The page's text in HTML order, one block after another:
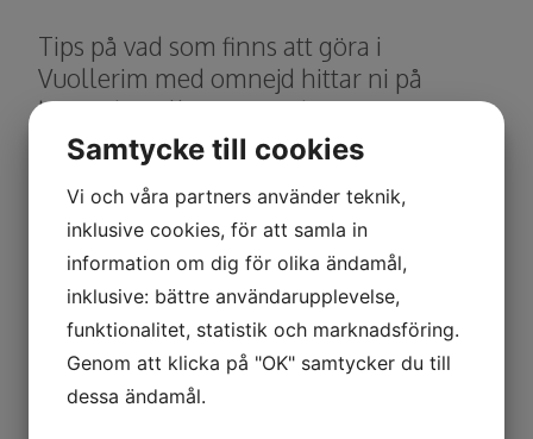
Tips på vad som finns att göra i
Vuollerim med omnejd hittar ni på
hemsidan till vår samarbetspartner
Lapland Vuollerim på
www.laplandvuollerim.se
VI HAR ÖPPET SOM VANLIGT!
Vi följer givetvis Folkhälsoinstitutets
rekommendationer angående hälsa och
hygien och följer noga med i
utvecklingen dag för dag.
Samtycke till cookies
Vi och våra partners använder teknik,
inklusive cookies, för att samla in
information om dig för olika ändamål,
inklusive: bättre användarupplevelse,
funktionalitet, statistik och marknadsföring.
Genom att klicka på "OK" samtycker du till
dessa ändamål.